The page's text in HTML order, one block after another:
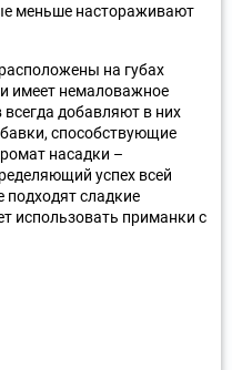
меньше настораживают
на губах
имеет немаловажное
добавляют в них
способствующие
насадки –
успех всей
сладкие
использовать приманки с